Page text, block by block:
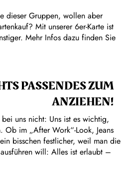
dieser Gruppen, wollen aber
Mit unserer 6er-Karte ist
Mehr Infos dazu finden Sie
PASSENDES ZUM
ANZIEHEN!
uns nicht: Uns ist es wichtig,
Ob im „After Work“-Look, Jeans
bisschen festlicher, weil man die
will: Alles ist erlaubt –